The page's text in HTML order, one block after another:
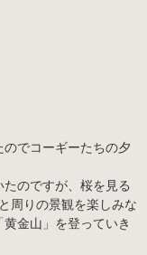
でコーギーたちの夕
たのですが、桜を見る
周りの景観を楽しみな
金山」を登っていき